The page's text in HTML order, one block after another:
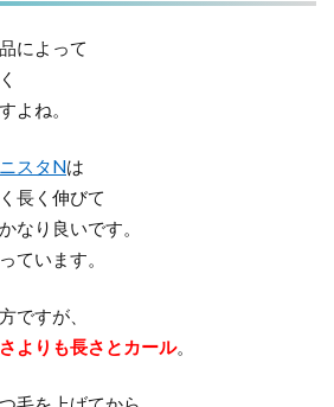
によって
よね。
スタNは
長く伸びて
なり良いです。
ています。
ですが、
よりも長さとカール。